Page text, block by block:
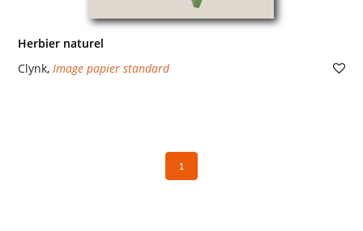
Herbier naturel
Clynk, Image papier standard
1